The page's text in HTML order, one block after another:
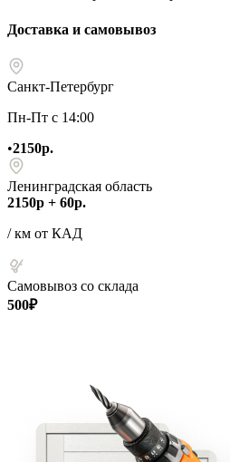
Доставка и самовывоз
Санкт-Петербург
Пн-Пт с 14:00
•2150р.
Ленинградская область
2150р + 60р.
/ км от КАД
Самовывоз со склада
500₽